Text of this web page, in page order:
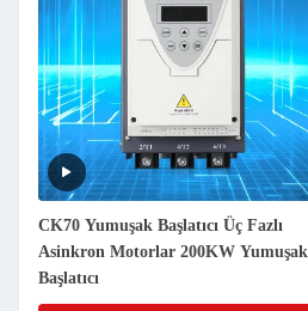
CK70 Yumuşak Başlatıcı Üç Fazlı
Asinkron Motorlar 200KW Yumuşak
Başlatıcı